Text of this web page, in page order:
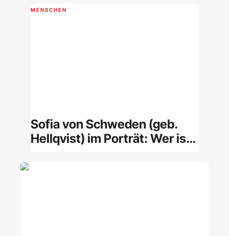
MENSCHEN
Sofia von Schweden (geb.
Hellqvist) im Porträt: Wer ist